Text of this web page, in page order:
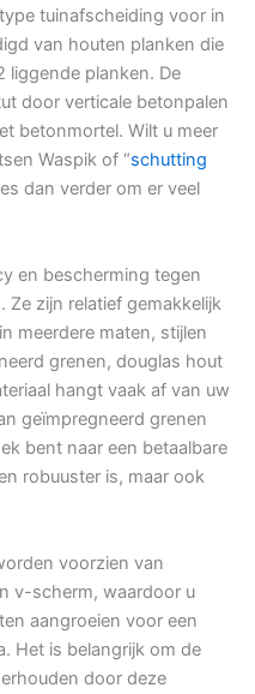
tuinafscheiding voor in
van houten planken die
liggende planken. De
door verticale betonpalen
betonmortel. Wilt u meer
Waspik of “schutting
dan verder om er veel
en bescherming tegen
zijn relatief gemakkelijk
meerdere maten, stijlen
grenen, douglas hout
hangt vaak af van uw
geïmpregneerd grenen
bent naar een betaalbare
robuuster is, maar ook
voorzien van
v-scherm, waardoor u
aangroeien voor een
Het is belangrijk om de
door deze